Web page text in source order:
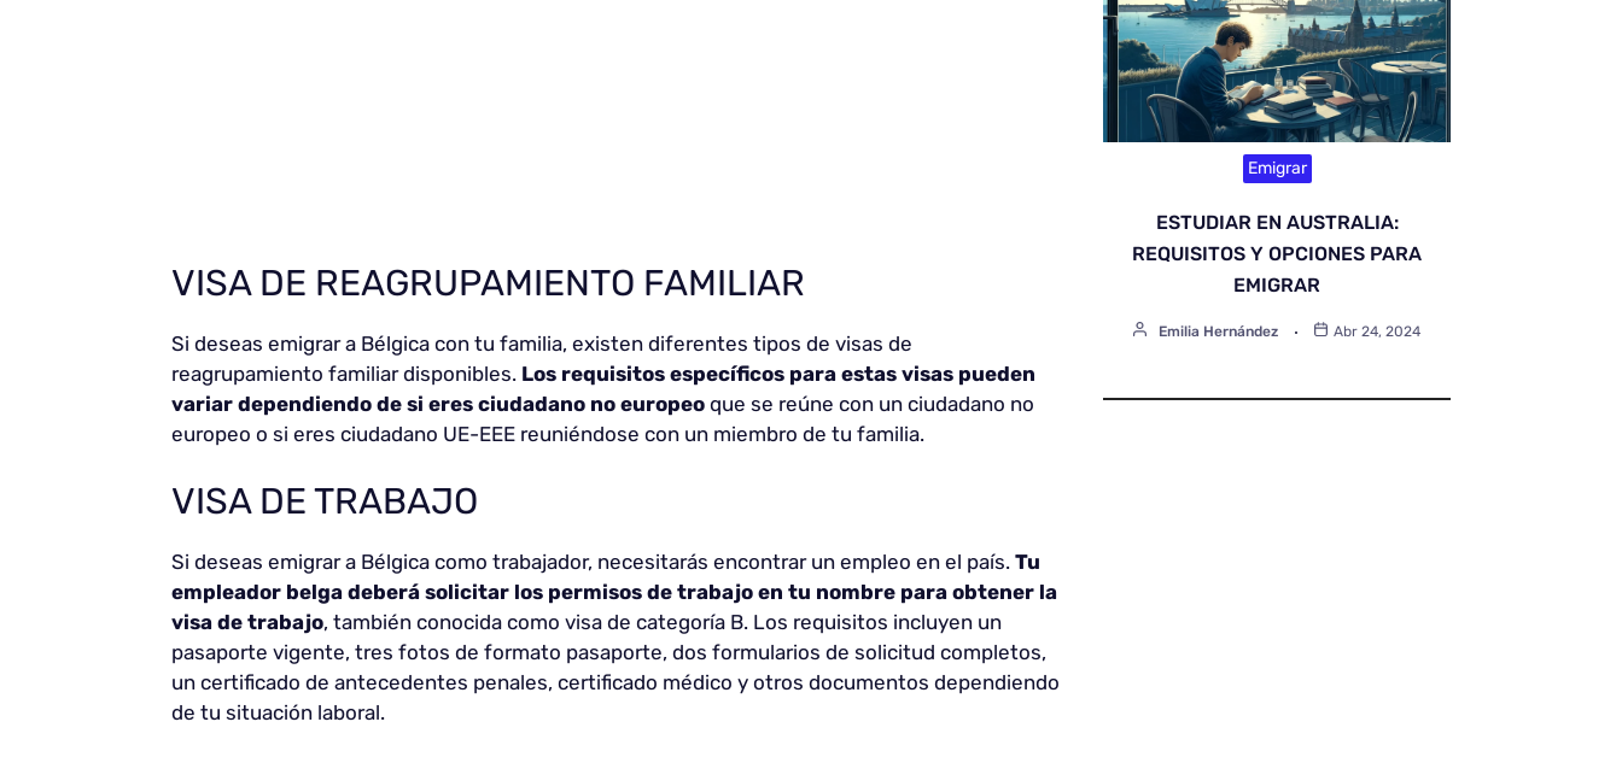
VISA DE REAGRUPAMIENTO FAMILIAR
Si deseas emigrar a Bélgica con tu familia, existen diferentes tipos de visas de
reagrupamiento familiar disponibles. Los requisitos específicos para estas visas pueden
variar dependiendo de si eres ciudadano no europeo que se reúne con un ciudadano no
europeo o si eres ciudadano UE-EEE reuniéndose con un miembro de tu familia.
VISA DE TRABAJO
Si deseas emigrar a Bélgica como trabajador, necesitarás encontrar un empleo en el país. Tu
empleador belga deberá solicitar los permisos de trabajo en tu nombre para obtener la
visa de trabajo, también conocida como visa de categoría B. Los requisitos incluyen un
pasaporte vigente, tres fotos de formato pasaporte, dos formularios de solicitud completos,
un certificado de antecedentes penales, certificado médico y otros documentos dependiendo
de tu situación laboral.
Emigrar
ESTUDIAR EN AUSTRALIA:
REQUISITOS Y OPCIONES PARA
EMIGRAR
Emilia Hernández Abr 24, 2024